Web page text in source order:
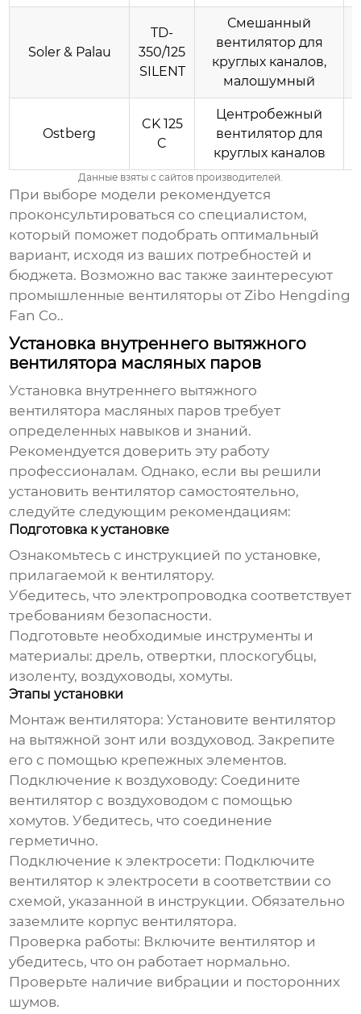
Soler & Palau
TD-
350/125
SILENT
Смешанный
вентилятор для
круглых каналов,
малошумный
Ostberg
CK 125
C
Центробежный
вентилятор для
круглых каналов
Данные взяты с сайтов производителей.
При выборе модели рекомендуется
проконсультироваться со специалистом,
который поможет подобрать оптимальный
вариант, исходя из ваших потребностей и
бюджета. Возможно вас также заинтересуют
промышленные вентиляторы отZibo Hengding
Fan Co..
Установка внутреннего вытяжного
вентилятора масляных паров
Установка внутреннего вытяжного
вентилятора масляных паров требует
определенных навыков и знаний.
Рекомендуется доверить эту работу
профессионалам. Однако, если вы решили
установить вентилятор самостоятельно,
следуйте следующим рекомендациям:
Подготовка к установке
Ознакомьтесь с инструкцией по установке,
прилагаемой к вентилятору.
Убедитесь, что электропроводка соответствует
требованиям безопасности.
Подготовьте необходимые инструменты и
материалы: дрель, отвертки, плоскогубцы,
изоленту, воздуховоды, хомуты.
Этапы установки
Монтаж вентилятора: Установите вентилятор
на вытяжной зонт или воздуховод. Закрепите
его с помощью крепежных элементов.
Подключение к воздуховоду: Соедините
вентилятор с воздуховодом с помощью
хомутов. Убедитесь, что соединение
герметично.
Подключение к электросети: Подключите
вентилятор к электросети в соответствии со
схемой, указанной в инструкции. Обязательно
заземлите корпус вентилятора.
Проверка работы: Включите вентилятор и
убедитесь, что он работает нормально.
Проверьте наличие вибрации и посторонних
шумов.